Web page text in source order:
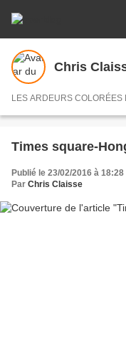
Chris
LES ARDEURS
Times square-
Publié le 23/02/2016 à 18:28
Par Chris Claisse